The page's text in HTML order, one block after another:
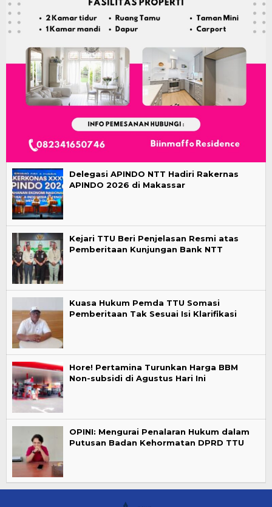
Delegasi APINDO NTT Hadiri Rakernas
APINDO 2026 di Makassar
Kejari TTU Beri Penjelasan Resmi atas
Pemberitaan Kunjungan Bank NTT
Kuasa Hukum Pemda TTU Somasi
Pemberitaan Tak Sesuai Isi Klarifikasi
Hore! Pertamina Turunkan Harga BBM
Non-subsidi di Agustus Hari Ini
OPINI: Mengurai Penalaran Hukum dalam
Putusan Badan Kehormatan DPRD TTU